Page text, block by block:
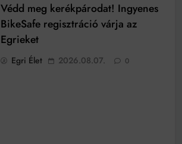
Védd meg kerékpárodat! Ingyenes
BikeSafe regisztráció várja az
Egrieket
Egri Élet 2026.08.07. 0